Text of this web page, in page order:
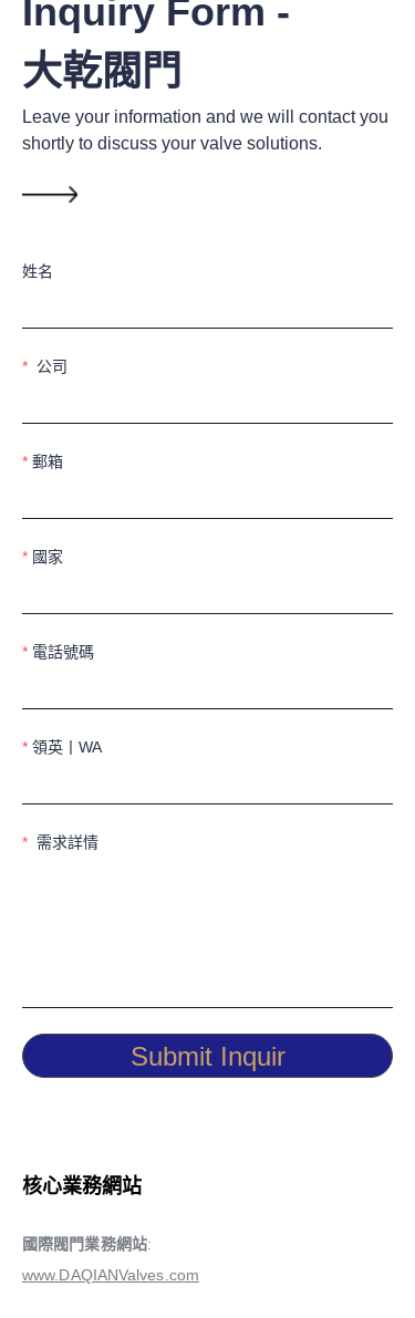
Inquiry Form -
大乾閥門
姓名
公司
郵箱
國家
電話號碼
領英丨WA
需求詳情
Submit Inquir
Leave your information and we will contact you
shortly to discuss your valve solutions.
核心業務網站
國際閥門業務網站:
www.DAQIANValves.com